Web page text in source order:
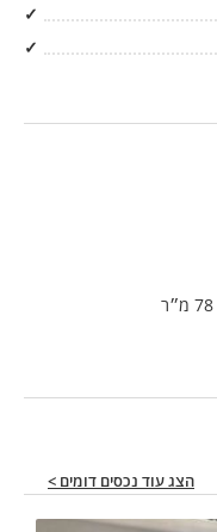
✓
✓
הצג עוד נכסים דומים >